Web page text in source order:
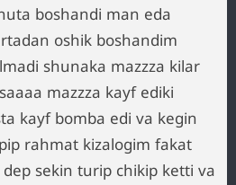
boshandi man eda
oshik boshandim
shunaka mazzza kilar
mazzza kayf ediki
kayf bomba edi va kegin
rahmat kizalogim fakat
sekin turip chikip ketti va